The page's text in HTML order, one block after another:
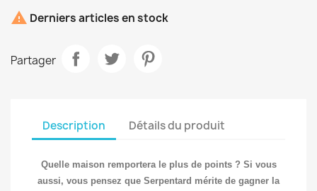
 Derniers articles en stock
Partager
Description Détails du produit
Quelle maison remportera le plus de points ? Si vous
aussi, vous pensez que Serpentard mérite de gagner la